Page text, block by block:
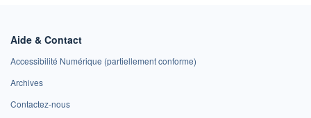
Aide & Contact
Accessibilité Numérique (partiellement conforme)
Archives
Contactez-nous